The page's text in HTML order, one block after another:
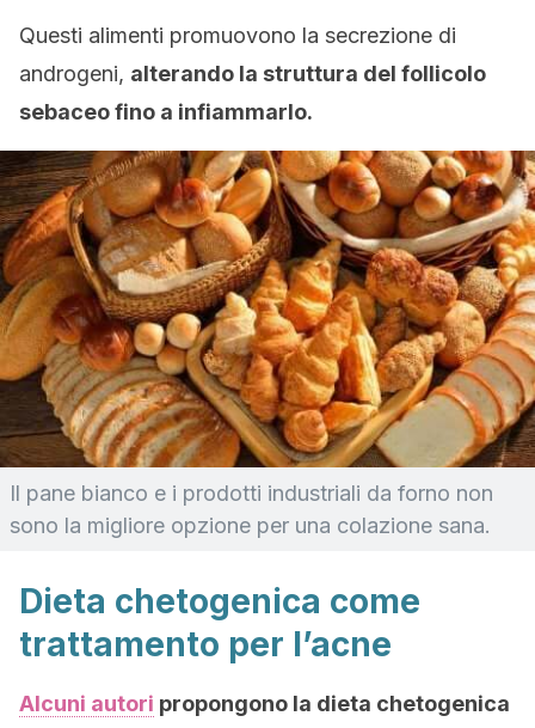
Questi alimenti promuovono la secrezione di
androgeni, alterando la struttura del follicolo
sebaceo fino a infiammarlo.
Il pane bianco e i prodotti industriali da forno non
sono la migliore opzione per una colazione sana.
Dieta chetogenica come
trattamento per l’acne
Alcuni autori propongono la dieta chetogenica